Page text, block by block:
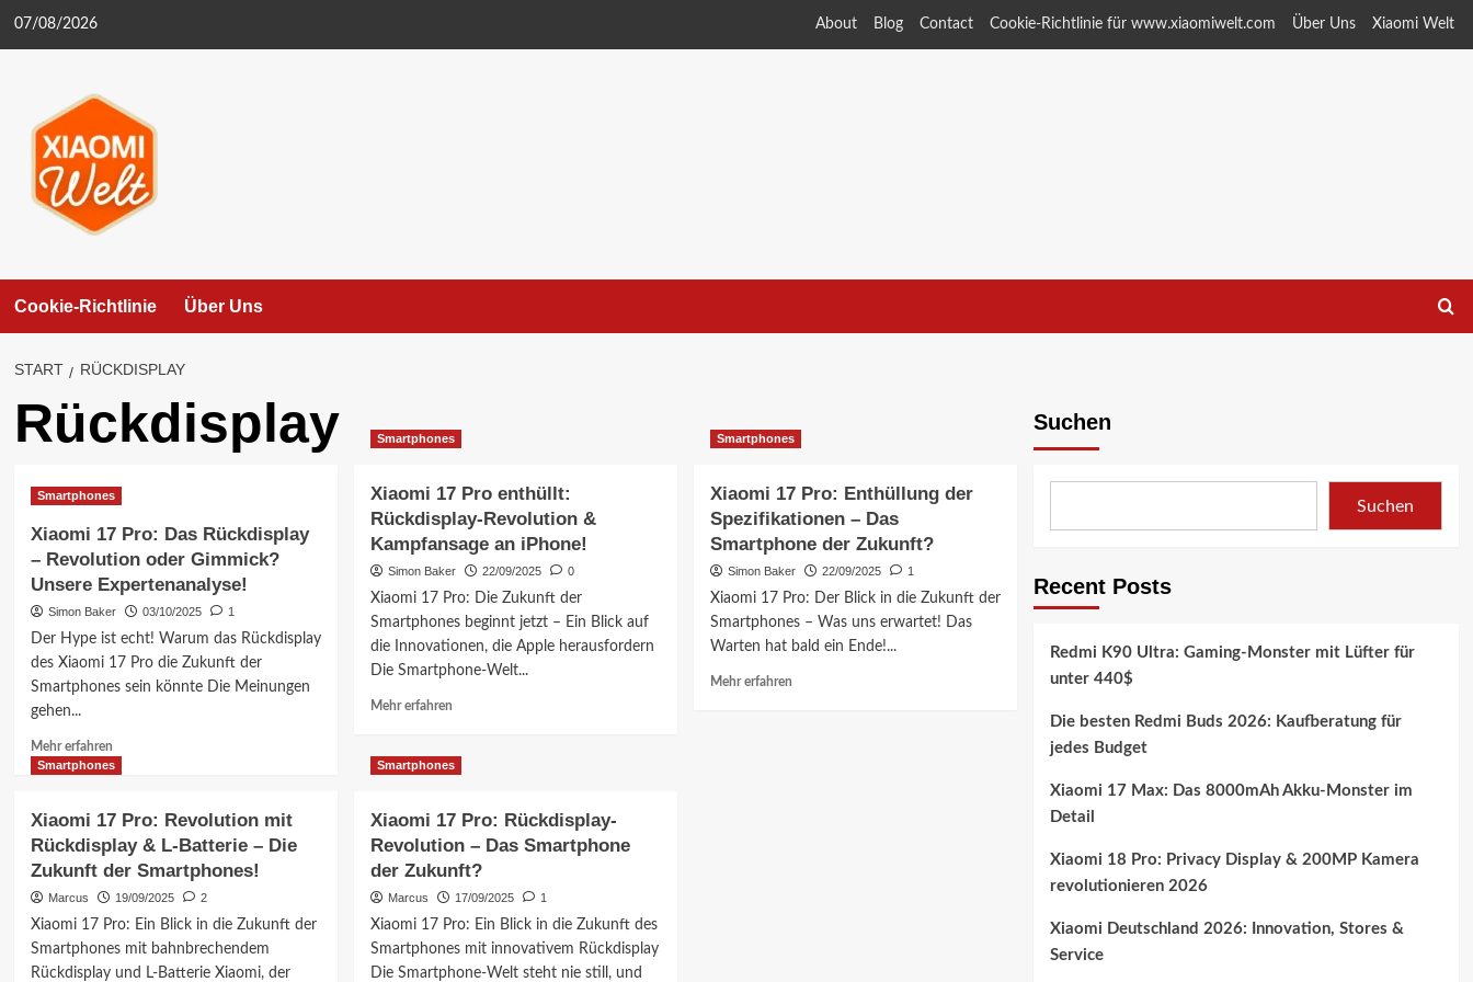
07/08/2026 About Blog Contact Cookie-Richtlinie für www.xiaomiwelt.com Über Uns Xiaomi Welt
Cookie-Richtlinie Über Uns
START RÜCKDISPLAY
Rückdisplay
Smartphones
Xiaomi 17 Pro: Das Rückdisplay
– Revolution oder Gimmick?
Unsere Expertenanalyse!
Simon Baker 03/10/2025 1
Der Hype ist echt! Warum das Rückdisplay
des Xiaomi 17 Pro die Zukunft der
Smartphones sein könnte Die Meinungen
gehen...
Mehr erfahrenMehr
Informationen
17
Pro:
Das
Revolution
oder
Gimmick?
Smartphones
Xiaomi 17 Pro enthüllt:
Rückdisplay-Revolution &
Kampfansage an iPhone!
Simon Baker 22/09/2025 0
Xiaomi 17 Pro: Die Zukunft der
Smartphones beginnt jetzt – Ein Blick auf
die Innovationen, die Apple herausfordern
Die Smartphone-Welt...
Mehr erfahrenMehr
Xiaomi
enthüllt:
Rückdisplay-
Revolution
an
iPhone!
Smartphones
Xiaomi 17 Pro: Enthüllung der
Spezifikationen – Das
Smartphone der Zukunft?
Simon Baker 22/09/2025 1
Xiaomi 17 Pro: Der Blick in die Zukunft der
Smartphones – Was uns erwartet! Das
Warten hat bald ein Ende!...
Mehr erfahren
Smartphones
Xiaomi 17 Pro: Revolution mit
Rückdisplay & L-Batterie – Die
Zukunft der Smartphones!
Marcus 19/09/2025 2
Xiaomi 17 Pro: Ein Blick in die Zukunft der
Smartphones mit bahnbrechendem
Rückdisplay und L-Batterie Xiaomi, der
Smartphones
Xiaomi 17 Pro: Rückdisplay-
Revolution – Das Smartphone
der Zukunft?
Marcus 17/09/2025 1
Xiaomi 17 Pro: Ein Blick in die Zukunft des
Smartphones mit innovativem Rückdisplay
Die Smartphone-Welt steht nie still, und
Suchen
Suchen
Recent Posts
Redmi K90 Ultra: Gaming-Monster mit Lüfter für
unter 440$
Die besten Redmi Buds 2026: Kaufberatung für
jedes Budget
Xiaomi 17 Max: Das 8000mAh Akku-Monster im
Detail
Xiaomi 18 Pro: Privacy Display & 200MP Kamera
revolutionieren 2026
Xiaomi Deutschland 2026: Innovation, Stores &
Service